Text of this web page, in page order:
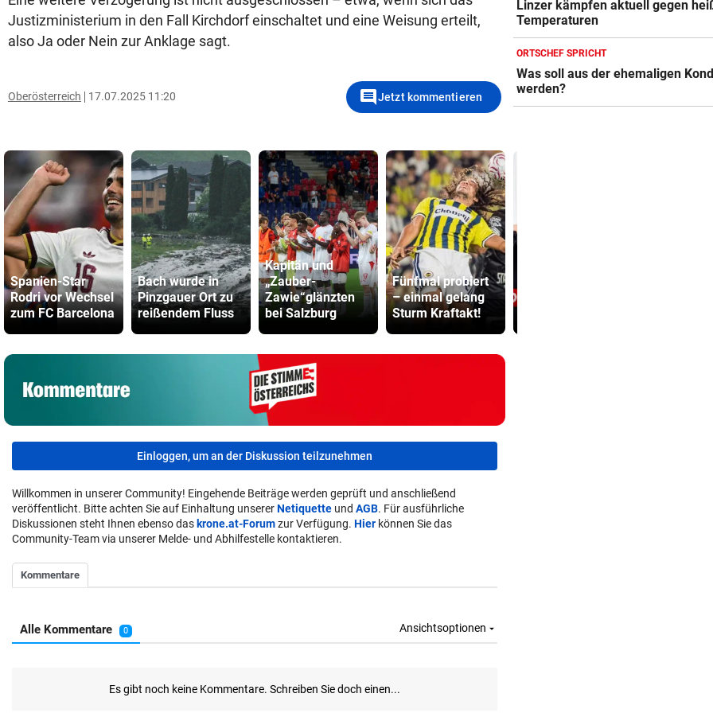
Justizministerium in den Fall Kirchdorf einschaltet und eine Weisung erteilt,
also Ja oder Nein zur Anklage sagt.
Oberösterreich 17.07.2025 11:20 commentJetzt kommentieren
Spanien-Star
Rodri vor Wechsel
zum FC Barcelona
Bach wurde in
Pinzgauer Ort zu
reißendem Fluss
Kapitän und
„Zauber-
Zawie“glänzten
bei Salzburg
Fünfmal probiert
– einmal gelang
Sturm Kraftakt!
Einloggen, um an der Diskussion teilzunehmen
Willkommen in unserer Community! Eingehende Beiträge werden geprüft und anschließend
veröffentlicht. Bitte achten Sie auf Einhaltung unsererNetiquette und AGB. Für ausführliche
Diskussionen steht Ihnen ebenso das krone.at-Forumzur Verfügung. Hier können Sie das
Community-Team via unserer Melde- und Abhilfestelle kontaktieren.
Linzer kämpfen aktuell gegen
Temperaturen
ORTSCHEF SPRICHT
Was soll aus der ehemaligen
werden?